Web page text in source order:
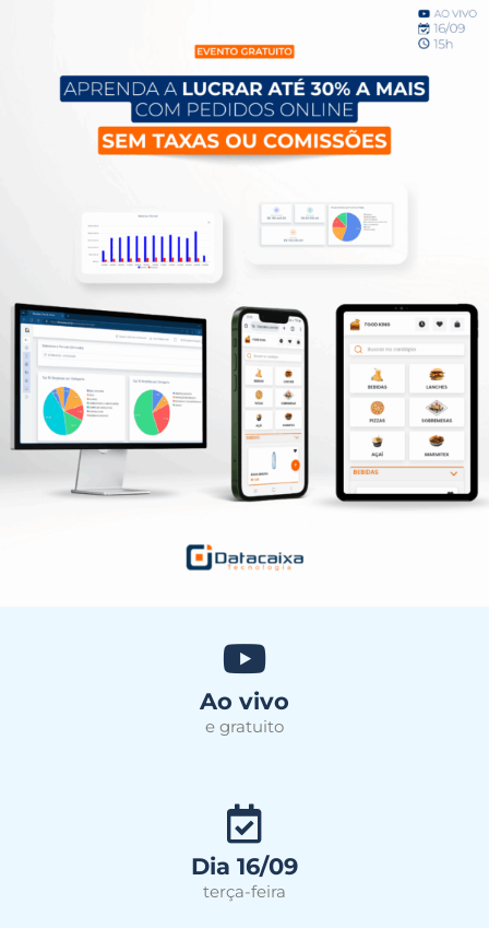
Ao vivo
e gratuito
Dia 16/09
terça-feira